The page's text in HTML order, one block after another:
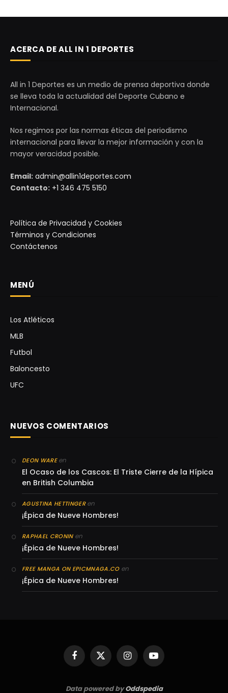
ACERCA DE ALL IN 1 DEPORTES
All in 1 Deportes es un medio de prensa deportiva donde
se lleva toda la actualidad del Deporte Cubano e
Internacional.
Nos regimos por las normas éticas del periodismo
internacional para llevar la mejor información y con la
mayor veracidad posible.
Email: admin@allin1deportes.com
Contacto: +1 346 475 5150
Política de Privacidad y Cookies
Términos y Condiciones
Contáctenos
MENÚ
Los Atléticos
MLB
Futbol
Baloncesto
UFC
NUEVOS COMENTARIOS
DEON WAREen
El Ocaso de los Cascos: El Triste Cierre de la Hípica
en British Columbia
AGUSTINA HETTINGERen
¡Épica de Nueve Hombres!
RAPHAEL CRONINen
¡Épica de Nueve Hombres!
FREE MANGA ON EPICMNAGA.COen
¡Épica de Nueve Hombres!
Facebook
X
(Twitter)
InstagramYouTube
Data powered byOddspedia